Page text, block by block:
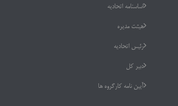
اساسنامه اتحادیه
هیئت مدیره
رئیس اتحادیه
دبیر کل
آیین نامه کارگروه ها